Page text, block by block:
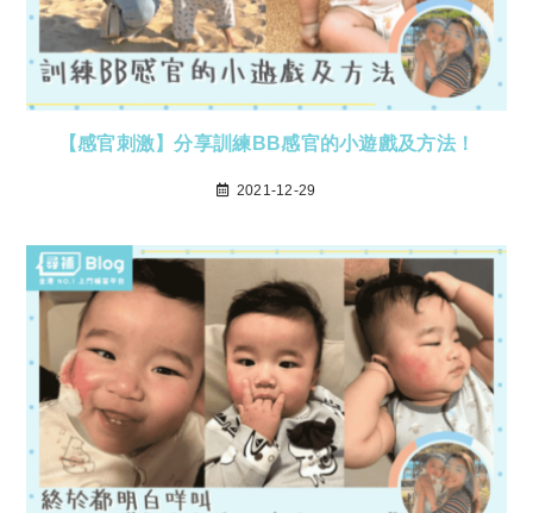
【感官刺激】分享訓練BB感官的小遊戲及方法！
2021-12-29